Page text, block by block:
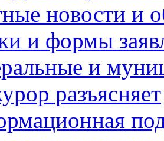
новости и
и формы
и
разъясняет